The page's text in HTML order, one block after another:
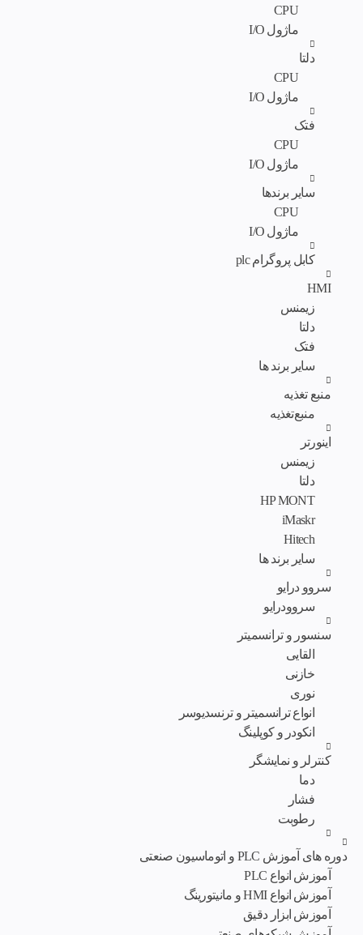
CPU
ماژول I/O
دلتا
CPU
ماژول I/O
فتک
CPU
ماژول I/O
سایر برندها
CPU
ماژول I/O
کابل پروگرام plc
HMI
زیمنس
دلتا
فتک
سایر برند ها
منبع تغذیه
منبع‌تغذیه
اینورتر
زیمنس
دلتا
HP MONT
iMaskr
Hitech
سایر برند ها
سروو درایو
سروودرایو
سنسور و ترانسمیتر
القایی
خازنی
نوری
انواع ترانسمیتر و ترنسدیوسر
انکودر و کوپلینگ
کنترلر و نمایشگر
دما
فشار
رطوبت
دوره های آموزش PLC و اتوماسیون صنعتی
آموزش انواع PLC
آموزش انواع HMI و مانیتورینگ
آموزش ابزار دقیق